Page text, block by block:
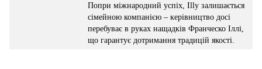
Попри міжнародний успіх, Illy залишається
сімейною компанією – керівництво досі
перебуває в руках нащадків Франческо Іллі,
що гарантує дотримання традицій якості.